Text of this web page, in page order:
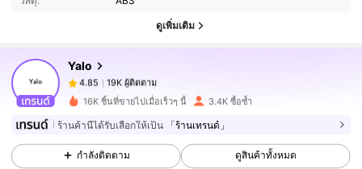
ดูเพิ่มเติม
Yalo
4.85
4***1 จ่าย1 วันที่ผ่านมา
4.85 19K ผู้ติดตาม
16K ชิ้นที่ขายไปเมื่อเร็วๆ นี้ 3.4K ซื้อซ้ำ
ร้านค้านี้ได้รับเลือกให้เป็น 「ร้านเทรนด์」
กำลังติดตาม ดูสินค้าทั้งหมด